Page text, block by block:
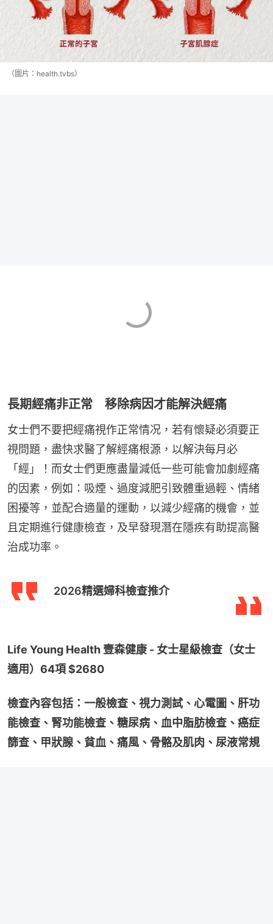
（圖片：health.tvbs）
長期經痛非正常 移除病因才能解決經痛
女士們不要把經痛視作正常情况，若有懷疑必須要正
視問題，盡快求醫了解經痛根源，以解決每月必
「經」！而女士們更應盡量減低一些可能會加劇經痛
的因素，例如：吸煙、過度減肥引致體重過輕、情緒
困擾等，並配合適量的運動，以減少經痛的機會，並
且定期進行健康檢查，及早發現潛在隱疾有助提高醫
治成功率。
2026精選婦科檢查推介
Life Young Health 壹森健康 - 女士星級檢查（女士
適用）64項 $2680
檢查內容包括：一般檢查、視力測試、心電圖、肝功
能檢查、腎功能檢查、糖尿病、血中脂肪檢查、癌症
篩查、甲狀腺、貧血、痛風、骨骼及肌肉、尿液常規